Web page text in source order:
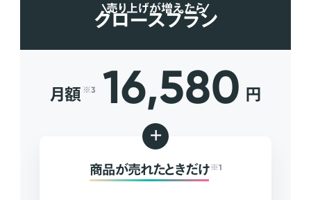
売り上げが増えたら
グロースプラン
月額 ※3 16,580 円
+
商品が売れたときだけ ※1